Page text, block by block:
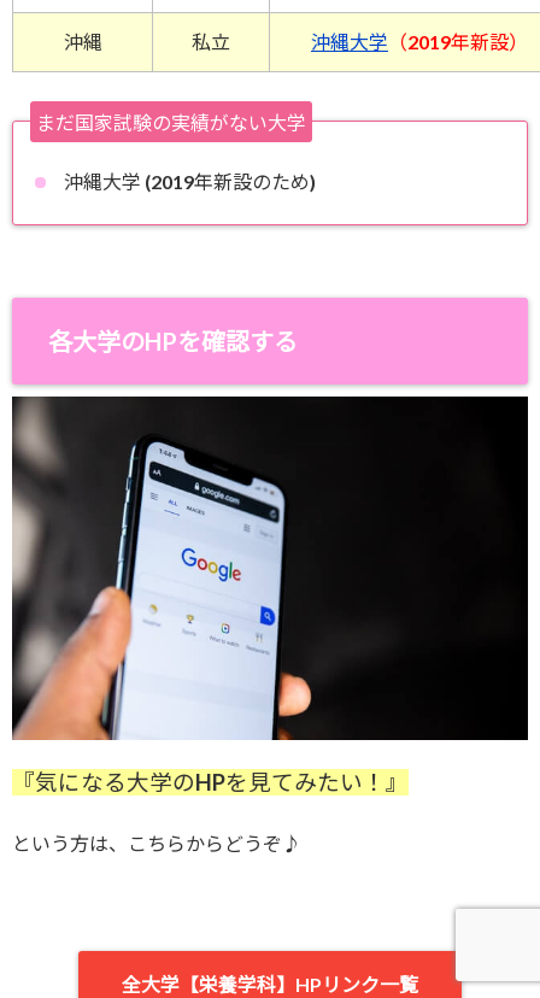
沖縄 私立 沖縄大学 （2019年新設）
まだ国家試験の実績がない大学
沖縄大学 (2019年新設のため)
各大学のHPを確認する
『気になる大学のHPを見てみたい！』
という方は、こちらからどうぞ♪
全大学【栄養学科】HPリンク一覧